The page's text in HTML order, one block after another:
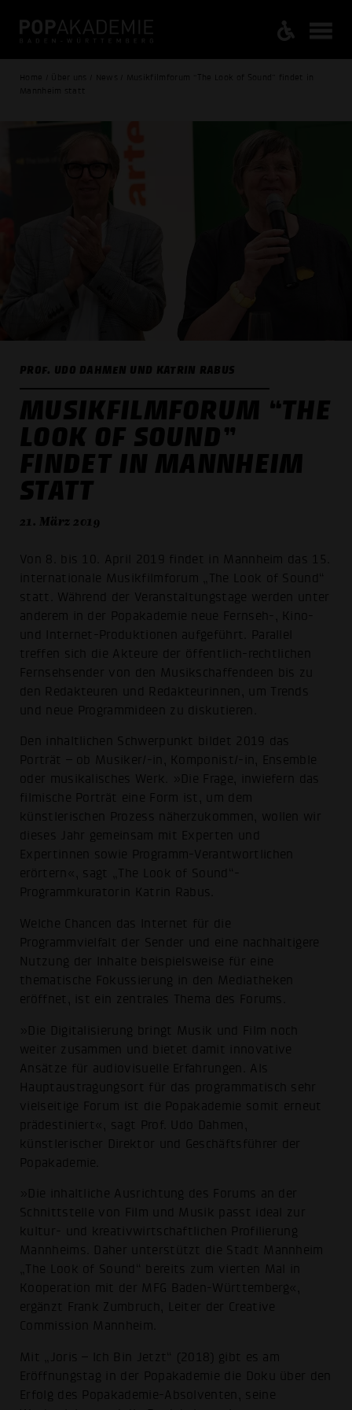
Home / Über uns / News / Musikfilmforum “The Look of Sound” findet in
Mannheim statt
PROF. UDO DAHMEN UND KATRIN RABUS
MUSIKFILMFORUM “THE
LOOK OF SOUND”
FINDET IN MANNHEIM
STATT
21. März 2019
Von 8. bis 10. April 2019 findet in Mannheim das 15.
internationale Musikfilmforum „The Look of Sound“
statt. Während der Veranstaltungstage werden unter
anderem in der Popakademie neue Fernseh-, Kino-
und Internet-Produktionen aufgeführt. Parallel
treffen sich die Akteure der öffentlich-rechtlichen
Fernsehsender von den Musikschaffendeen bis zu
den Redakteuren und Redakteurinnen, um Trends
und neue Programmideen zu diskutieren.
Den inhaltlichen Schwerpunkt bildet 2019 das
Porträt – ob Musiker/-in, Komponist/-in, Ensemble
oder musikalisches Werk. »Die Frage, inwiefern das
filmische Porträt eine Form ist, um dem
künstlerischen Prozess näherzukommen, wollen wir
dieses Jahr gemeinsam mit Experten und
Expertinnen sowie Programm-Verantwortlichen
erörtern«, sagt „The Look of Sound“-
Programmkuratorin Katrin Rabus.
Welche Chancen das Internet für die
Programmvielfalt der Sender und eine nachhaltigere
Nutzung der Inhalte beispielsweise für eine
thematische Fokussierung in den Mediatheken
eröffnet, ist ein zentrales Thema des Forums.
»Die Digitalisierung bringt Musik und Film noch
weiter zusammen und bietet damit innovative
Ansätze für audiovisuelle Erfahrungen. Als
Hauptaustragungsort für das programmatisch sehr
vielseitige Forum ist die Popakademie somit erneut
prädestiniert«, sagt Prof. Udo Dahmen,
künstlerischer Direktor und Geschäftsführer der
Popakademie.
»Die inhaltliche Ausrichtung des Forums an der
Schnittstelle von Film und Musik passt ideal zur
kultur- und kreativwirtschaftlichen Profilierung
Mannheims. Daher unterstützt die Stadt Mannheim
„The Look of Sound“ bereits zum vierten Mal in
Kooperation mit der MFG Baden-Württemberg«,
ergänzt Frank Zumbruch, Leiter der Creative
Commission Mannheim.
Mit „Joris – Ich Bin Jetzt“ (2018) gibt es am
Eröffnungstag in der Popakademie die Doku über den
Erfolg des Popakademie-Absolventen, seine